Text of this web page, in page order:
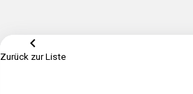
keyboard_arrow_left
Zurück zur Liste